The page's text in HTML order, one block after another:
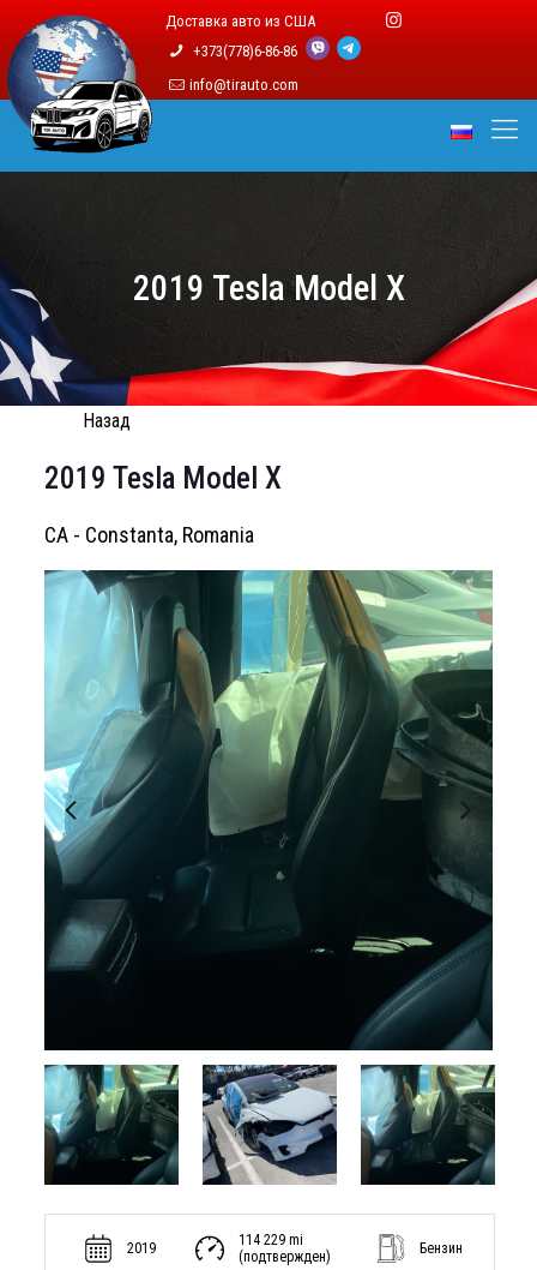
Доставка авто из США
+373(778)6-86-86
info@tirauto.com
2019 Tesla Model X
Назад
2019 Tesla Model X
CA - Constanta, Romania
2019
114 229 mi
(подтвержден)
Бензин